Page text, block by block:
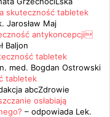
skuteczność tabletek
Jarosław Maj
antykoncepcji
Baljon
tabletek
med. Bogdan Ostrowski
tabletek
abcZdrowie
osłabiają
– odpowiada Lek.